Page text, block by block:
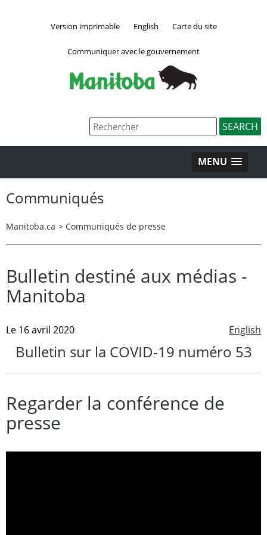
Version imprimable English Carte du site
Communiquer avec le gouvernement
MENU
Communiqués
Manitoba.ca > Communiqués de presse
Bulletin destiné aux médias -
Manitoba
English
Le 16 avril 2020
Bulletin sur la COVID-19 numéro 53
Regarder la conférence de
presse